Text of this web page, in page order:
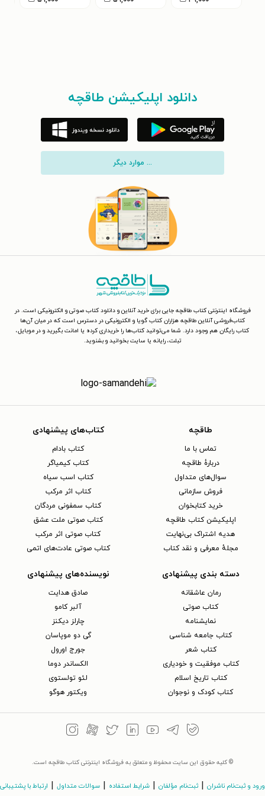
دانلود اپلیکیشن طاقچه
... موارد دیگر
فروشگاه اینترنتی کتاب طاقچه جایی برای خرید آنلاین و دانلود کتاب صوتی و الکترونیکی است. در
کتاب‌فروشی آنلاین طاقچه هزاران کتاب گویا و الکترونیکی در دسترس است که در میان آن‌ها
کتاب رایگان هم وجود دارد. شما می‌توانید کتاب‌ها را خریداری کرده یا امانت بگیرید و در موبایل،
تبلت، رایانه یا سایت بخوانید و بشنوید.
طاقچه
تماس با ما
دربارهٔ طاقچه
سوال‌های متداول
فروش سازمانی
خرید کتابخوان
اپلیکیشن کتاب طاقچه
هدیه اشتراک بی‌نهایت
مجلهٔ معرفی و نقد کتاب
کتاب‌های پیشنهادی
کتاب بادام
کتاب کیمیاگر
کتاب اسب سیاه
کتاب اثر مرکب
کتاب سمفونی مردگان
کتاب صوتی ملت عشق
کتاب صوتی اثر مرکب
کتاب صوتی عادت‌های اتمی
دسته بندی پیشنهادی
رمان عاشقانه
کتاب‌ صوتی
نمایشنامه
کتاب جامعه شناسی
کتاب شعر
کتاب موفقیت و خودیاری
کتاب تاریخ اسلام
کتاب کودک و نوجوان
نویسنده‌های پیشنهادی
صادق هدایت
آلبر کامو
چارلز دیکنز
گی دو موپاسان
جورج اورول
الکساندر دوما
لئو تولستوی
ویکتور هوگو
© کلیه حقوق این سایت محفوظ و متعلق به فروشگاه اینترنتی کتاب طاقچه است.
ورود و ثبت‌نام ناشران | ثبت‌نام مؤلفان | شرایط استفاده | سوالات متداول | ارتباط با پشتیبانی